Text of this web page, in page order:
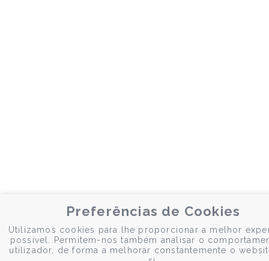
Preferências de Cookies
Utilizamos cookies para lhe proporcionar a melhor
possível. Permitem-nos também analisar o
utilizador, de forma a melhorar constantemente o